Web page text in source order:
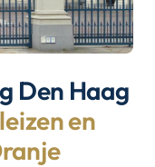
Den Haag
en